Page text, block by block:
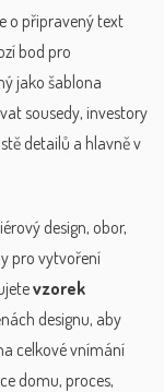
o připravený text
bod pro
jakošablona
sousedy, investory
detailů a hlavně v
design, obor,
pro vytvoření
vzorek
designu, aby
celkové vnímání
domu, proces,